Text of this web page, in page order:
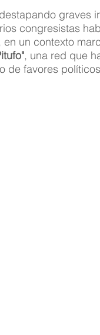
graves
congresistas
en un contexto
, una red que
de favores